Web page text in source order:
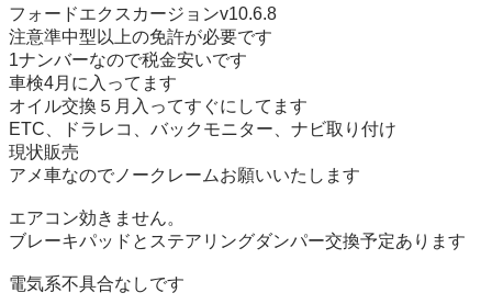
フォードエクスカージョンv10.6.8
注意準中型以上の免許が必要です
1ナンバーなので税金安いです
車検4月に入ってます
オイル交換５月入ってすぐにしてます
ETC、ドラレコ、バックモニター、ナビ取り付け
現状販売
アメ車なのでノークレームお願いいたします
エアコン効きません。
ブレーキパッドとステアリングダンパー交換予定あります
電気系不具合なしです